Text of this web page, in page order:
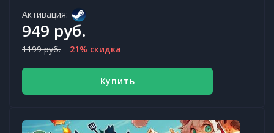
Активация:
949 руб.
1199 руб. 21% скидка
Купить